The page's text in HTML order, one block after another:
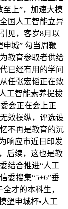
至上”，加速大模
国人工智能立异
见，客岁8月以
申城” 勾当周鞭
教育参取者供给
已经有用的学问
任张宏韬正在致
工智能素养提拔
会正在会上正
效操纵，评选设
不再是教育的沉
响应市近日印发
后续，这也是教
结合推进“人工
委搜集“5+6”垂
才的本科生，
塑申城杯•人工